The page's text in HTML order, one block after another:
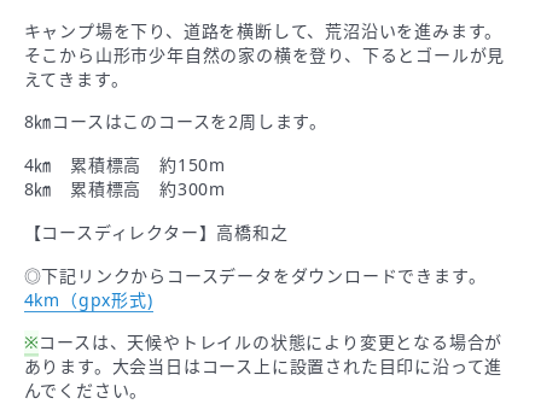
キャンプ場を下り、道路を横断して、荒沼沿いを進みます。
そこから山形市少年自然の家の横を登り、下るとゴールが見
えてきます。
8㎞コースはこのコースを2周します。
4㎞ 累積標高 約150m
8㎞ 累積標高 約300m
【コースディレクター】高橋和之
◎下記リンクからコースデータをダウンロードできます。
4km（gpx形式)
※コースは、天候やトレイルの状態により変更となる場合が
あります。大会当日はコース上に設置された目印に沿って進
んでください。